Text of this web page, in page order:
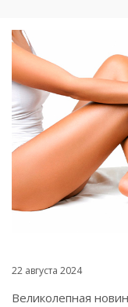
22 августа 2024
Великолепная